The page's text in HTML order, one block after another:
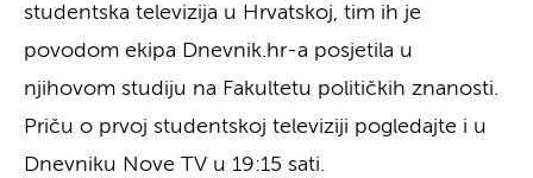
studentska televizija u Hrvatskoj, tim ih je
povodom ekipa Dnevnik.hr-a posjetila u
njihovom studiju na Fakultetu političkih znanosti.
Priču o prvoj studentskoj televiziji pogledajte i u
Dnevniku Nove TV u 19:15 sati.